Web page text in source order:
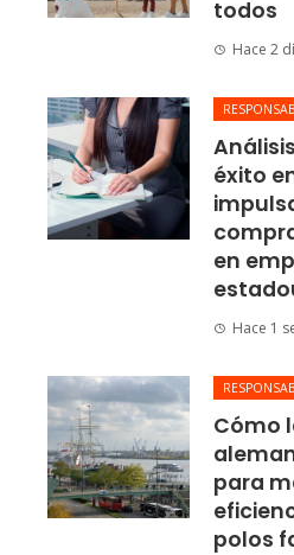
todos
Hace 2
éxito
en
Hace 1
Cómo
para
polos